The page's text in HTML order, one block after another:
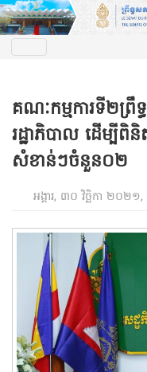
គណៈកម្មការទី២ព្រឹ
រដ្ឋាភិបាល ដើម្បីពិ
សំខាន់ៗចំនួន០២
អង្គារ, ៣០ វិច្ឆិកា ២០២